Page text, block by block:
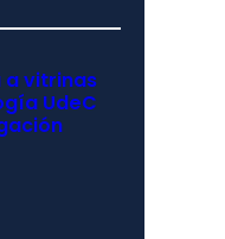
a vitrinas
UdeC